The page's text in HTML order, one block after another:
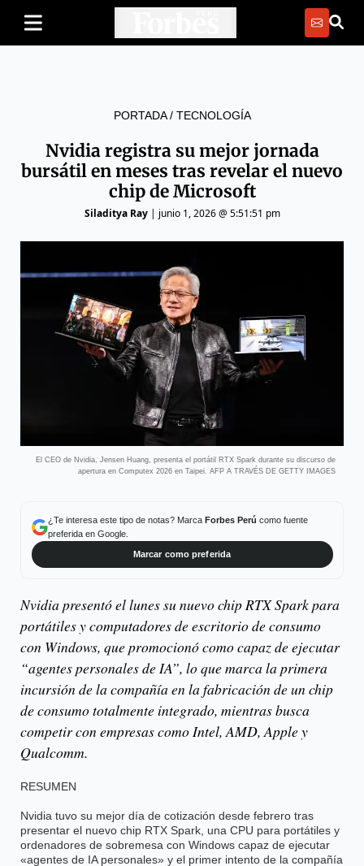
PORTADA/ TECNOLOGÍA
Nvidia registra su mejor jornada
bursátil en meses tras revelar el nuevo
chip de Microsoft
Siladitya Ray| junio 1, 2026 @ 5:51:51 pm
El CEO de Nvidia, Jensen Huang, presenta el portátil RTX Spark durante su discurso de
apertura en Computex 2026 en Taipei. AFP A TRAVÉS DE GETTY IMAGES
¿Te interesa este tipo de notas? Marca Forbes Perú como fuente
preferida en Google.
Marcar como preferida
Nvidia presentó el lunes su nuevo chip RTX Spark para
portátiles y computadores de escritorio de consumo
con Windows, que promocionó como capaz de ejecutar
“agentes personales de IA”, lo que marca la primera
incursión de la compañía en la fabricación de un chip
de consumo totalmente integrado, mientras busca
competir con empresas como Intel, AMD, Apple y
Qualcomm.
RESUMEN
Nvidia tuvo su mejor día de cotización desde febrero tras
presentar el nuevo chip RTX Spark, una CPU para portátiles y
ordenadores de sobremesa con Windows capaz de ejecutar
«agentes de IA personales» y el primer intento de la compañía